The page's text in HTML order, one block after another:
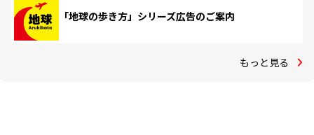
「地球の歩き方」シリーズ広告のご案内
もっと見る